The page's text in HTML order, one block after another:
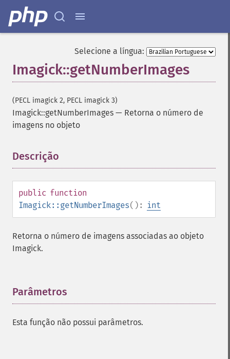
Selecione a língua:
Imagick::getNumberImages
(PECL imagick 2, PECL imagick 3)
Imagick::getNumberImages — Retorna o número de
imagens no objeto
Descrição
public function
Imagick::getNumberImages(): int
Retorna o número de imagens associadas ao objeto
Imagick.
Parâmetros
Esta função não possui parâmetros.